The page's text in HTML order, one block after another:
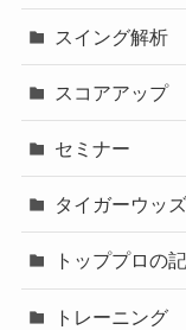
スイング解析
スコアアップ
セミナー
タイガーウッ
トッププロの
トレーニング